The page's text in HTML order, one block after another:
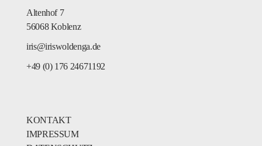
KONTAKT
IMPRESSUM
Altenhof 7
56068 Koblenz
iris@iriswoldenga.de
+49 (0) 176 24671192